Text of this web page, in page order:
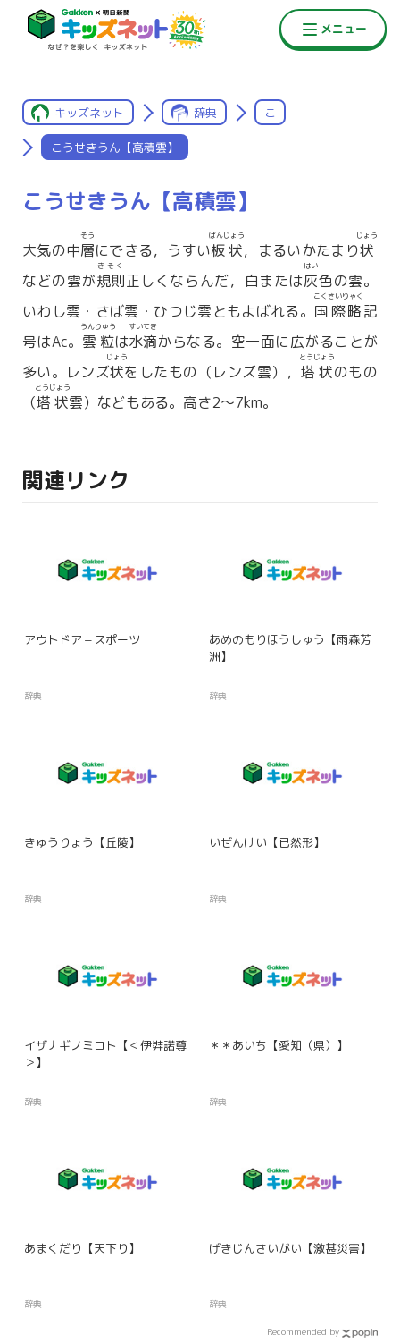
キッズネット 辞典 こ
こうせきうん【高積雲】
こうせきうん【高積雲】
大気の中層
そう
にできる，うすい板状
ばんじょう
，まるいかたまり状
じょう
などの雲が規則
きそく
正しくならんだ，白または灰
はい
色の雲。
いわし雲・さば雲・ひつじ雲ともよばれる。 国際略
こくさいりゃく
記
号はAc。 雲粒
うんりゅう
は水滴
すいてき
からなる。空一面に広がることが
多い。レンズ状
じょう
をしたもの（レンズ雲）， 塔状
とうじょう
のもの
（塔状
とうじょう
雲）などもある。高さ2〜7km。
関連リンク
アウトドア＝スポーツ
辞典
あめのもりほうしゅう【雨森芳
洲】
辞典
きゅうりょう【丘陵】
辞典
いぜんけい【已然形】
辞典
イザナギノミコト【＜伊弉諾尊
＞】
辞典
＊＊あいち【愛知（県）】
辞典
あまくだり【天下り】
辞典
げきじんさいがい【激甚災害】
辞典
Recommended by